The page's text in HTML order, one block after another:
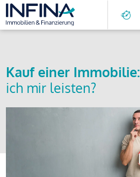
Kauf einer Immobilie:
ich mir leisten?